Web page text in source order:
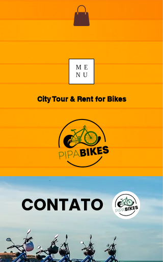
ME
NU
City Tour & Rent for Bikes
CONTATO